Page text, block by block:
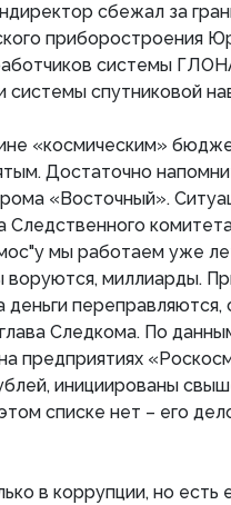
сбежал за
приборостроения
системы
спутниковой
«космическим»
Достаточно
«Восточный».
Следственного
мы работаем уже
миллиарды.
деньги переправляются,
Следкома. По
предприятиях
инициированы
списке нет – его
в коррупции, но есть